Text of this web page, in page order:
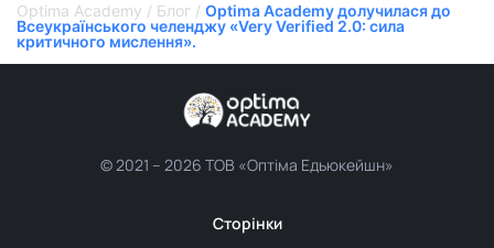
Optima Academy / Блог / Optima Academy долучилася до
Всеукраїнського челенджу «Very Verified 2.0: сила
критичного мислення».
© 2021 – 2026 ТОВ «Оптіма Едьюкейшн»
Сторінки